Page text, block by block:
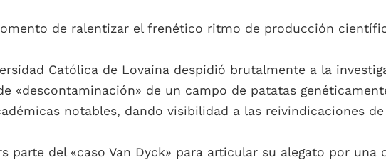
de ralentizar el frenético ritmo de producción
Católica de Lovaina despidió brutalmente a la
«descontaminación» de un campo de patatas
notables, dando visibilidad a las reivindicaciones
parte del «caso Van Dyck» para articular su alegato por